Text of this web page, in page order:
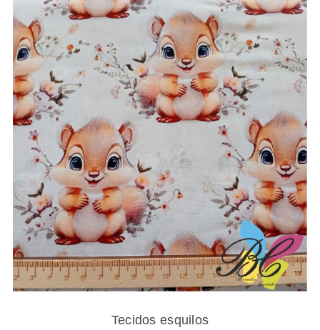
through
13.25€
Tecidos esquilos
Tecidos esquilos